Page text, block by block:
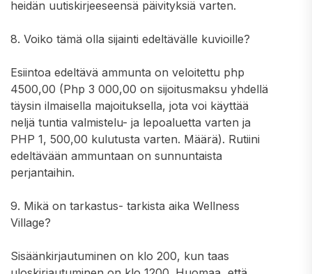
heidän uutiskirjeeseensä päivityksiä varten.
8. Voiko tämä olla sijainti edeltävälle kuvioille?
Esiintoa edeltävä ammunta on veloitettu php
4500,00 (Php 3 000,00 on sijoitusmaksu yhdellä
täysin ilmaisella majoituksella, jota voi käyttää
neljä tuntia valmistelu- ja lepoaluetta varten ja
PHP 1, 500,00 kulutusta varten. Määrä). Rutiini
edeltävään ammuntaan on sunnuntaista
perjantaihin.
9. Mikä on tarkastus- tarkista aika Wellness
Village?
Sisäänkirjautuminen on klo 200, kun taas